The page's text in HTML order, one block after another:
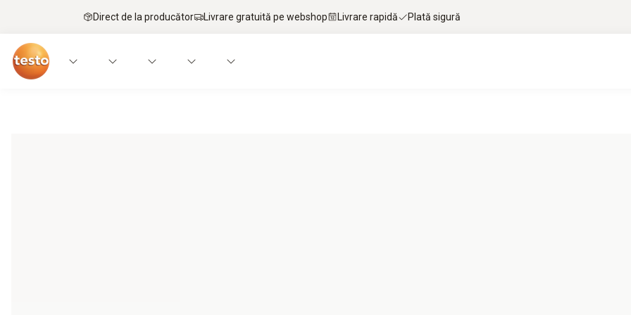
Direct de la producător Livrare gratuită pe webshop Livrare rapidă Plată sigură